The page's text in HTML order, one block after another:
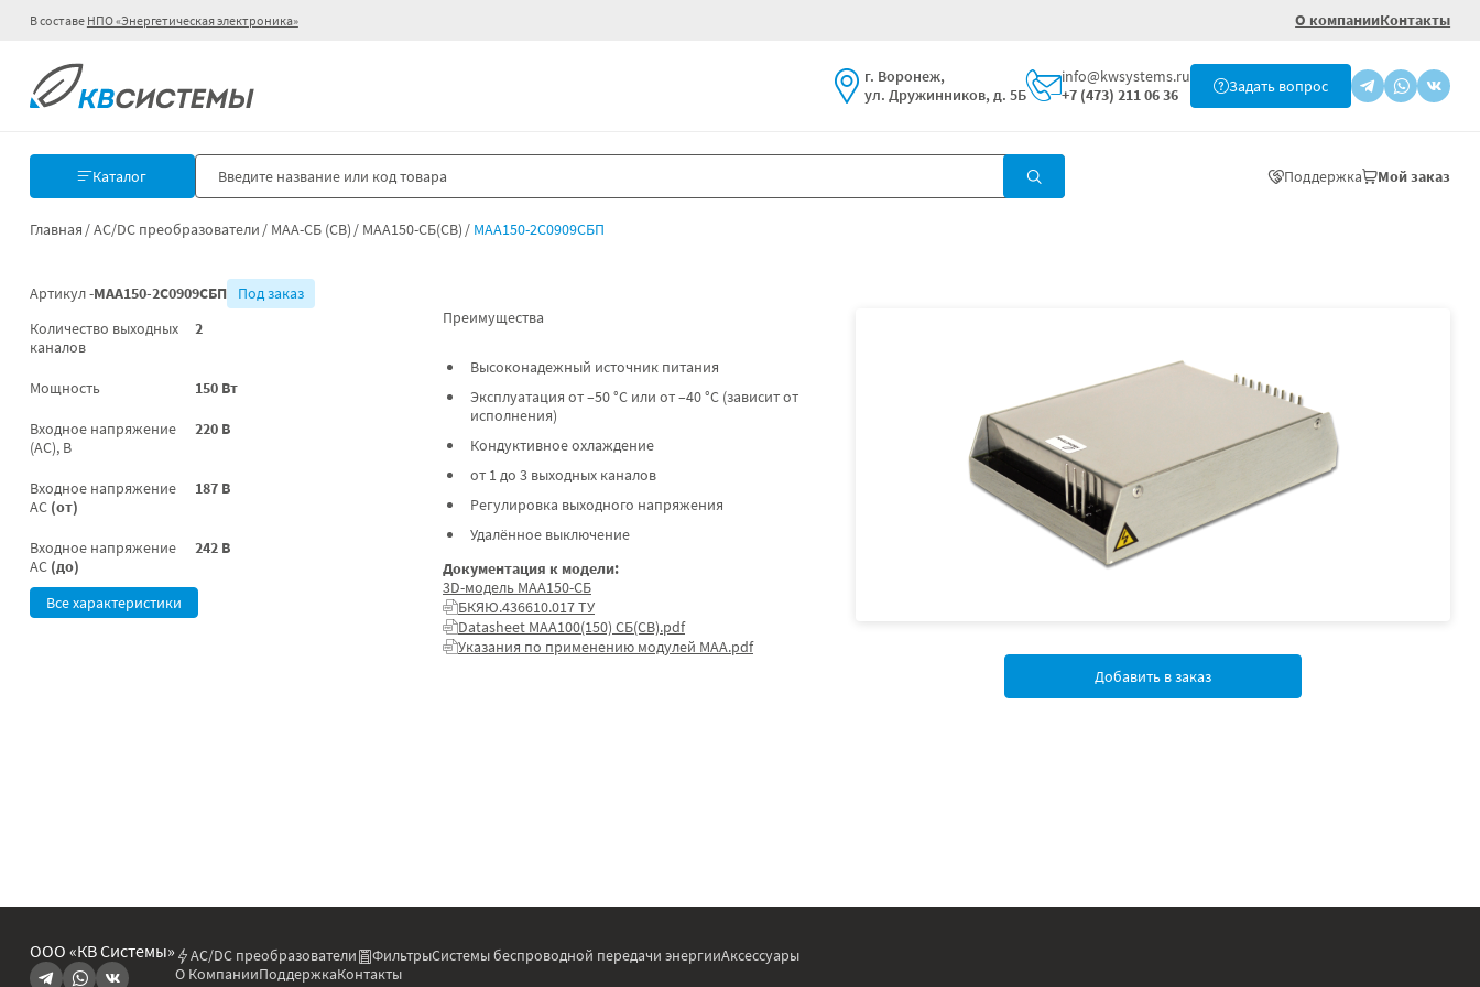
В составе НПО «Энергетическая электроника» О компанииКонтакты
г. Воронеж,
ул. Дружинников, д. 5Б
info@kwsystems.ru
+7 (473) 211 06 36
Задать вопрос
Каталог Поддержка Мой заказ
Главная AC/DC преобразователи МАА-СБ (СВ) МАА150-СБ(СВ) МАА150-2С0909СБП
Артикул -МАА150-2С0909СБП
Под заказ
Количество выходных
каналов
2
Мощность 150 Вт
Входное напряжение
(AC), В
220 В
Входное напряжение
AC (от)
187 В
Входное напряжение
AC (до)
242 В
Все характеристики
Преимущества
Высоконадежный источник питания
Эксплуатация от –50 °C или от –40 °C (зависит от
исполнения)
Кондуктивное охлаждение
от 1 до 3 выходных каналов
Регулировка выходного напряжения
Удалённое выключение
Документация к модели:
3D-модель МАА150-СБ
БКЯЮ.436610.017 ТУ
Datasheet МАА100(150) СБ(СВ).pdf
Указания по применению модулей МАА.pdf
Добавить в заказ
ООО «КВ Системы» AC/DC преобразователи ФильтрыСистемы беспроводной передачи энергииАксессуары
О КомпанииПоддержкаКонтакты